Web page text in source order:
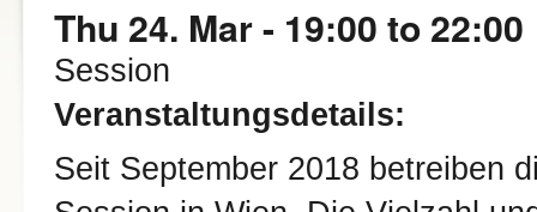
Thu 24. Mar - 19:00 to 22:00
Session
Veranstaltungsdetails:
Seit September 2018 betreiben